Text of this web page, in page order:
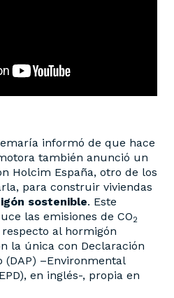
informó de que hace
también anunció un
Holcim España, otro de los
para construir viviendas
sostenible. Este
las emisiones de CO2
al hormigón
la única con Declaración
–Environmental
en inglés-, propia en